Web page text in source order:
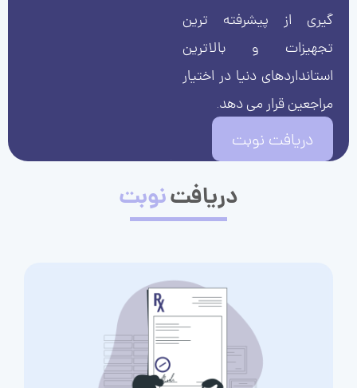
گیری از پیشرفته ترین
تجهیزات و بالاترین
استانداردهای دنیا در اختیار
مراجعین قرار می دهد.
دریافت نوبت
دریافتنوبت